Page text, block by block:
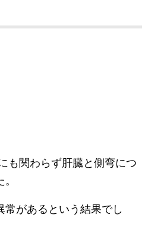
も関わらず肝臓と側弯につ
があるという結果でし